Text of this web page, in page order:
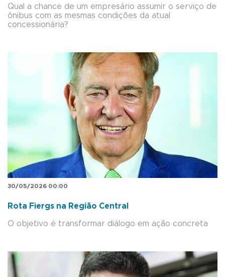
Qual a chance de um empresário assumir o serviço de
ônibus com as mesmas condições da atual
concessionária?
30/05/2026 00:00
Rota Fiergs na Região Central
O objetivo é transformar diálogo em ação concreta